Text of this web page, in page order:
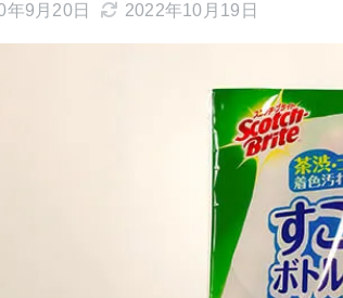
年9月20日 2022年10月19日